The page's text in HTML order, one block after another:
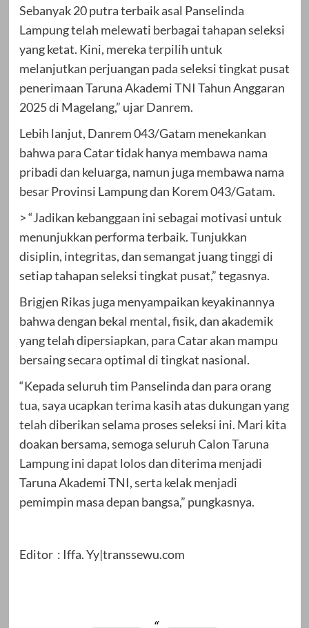
Sebanyak 20 putra terbaik asal Panselinda
Lampung telah melewati berbagai tahapan seleksi
yang ketat. Kini, mereka terpilih untuk
melanjutkan perjuangan pada seleksi tingkat pusat
penerimaan Taruna Akademi TNI Tahun Anggaran
2025 di Magelang,” ujar Danrem.
Lebih lanjut, Danrem 043/Gatam menekankan
bahwa para Catar tidak hanya membawa nama
pribadi dan keluarga, namun juga membawa nama
besar Provinsi Lampung dan Korem 043/Gatam.
> “Jadikan kebanggaan ini sebagai motivasi untuk
menunjukkan performa terbaik. Tunjukkan
disiplin, integritas, dan semangat juang tinggi di
setiap tahapan seleksi tingkat pusat,” tegasnya.
Brigjen Rikas juga menyampaikan keyakinannya
bahwa dengan bekal mental, fisik, dan akademik
yang telah dipersiapkan, para Catar akan mampu
bersaing secara optimal di tingkat nasional.
“Kepada seluruh tim Panselinda dan para orang
tua, saya ucapkan terima kasih atas dukungan yang
telah diberikan selama proses seleksi ini. Mari kita
doakan bersama, semoga seluruh Calon Taruna
Lampung ini dapat lolos dan diterima menjadi
Taruna Akademi TNI, serta kelak menjadi
pemimpin masa depan bangsa,” pungkasnya.
Editor : Iffa. Yy|transsewu.com